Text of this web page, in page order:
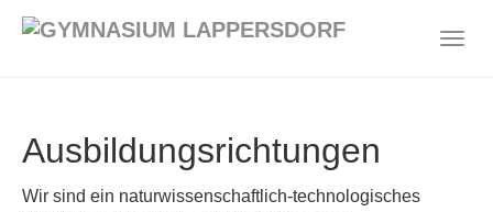
Hauptinhalt
Ausbildungsrichtungen
Wir sind ein naturwissenschaftlich-technologisches